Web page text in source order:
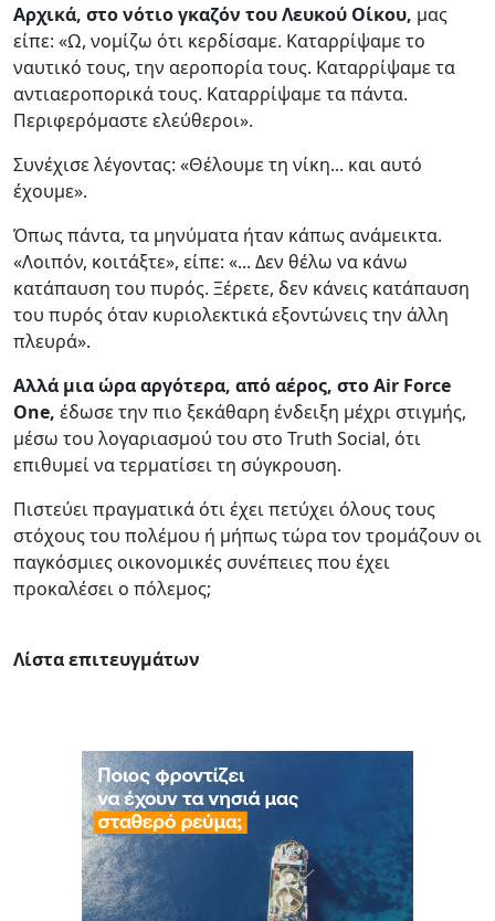
Αρχικά, στο νότιο γκαζόν του Λευκού Οίκου, μας
είπε: «Ω, νομίζω ότι κερδίσαμε. Καταρρίψαμε το
ναυτικό τους, την αεροπορία τους. Καταρρίψαμε τα
αντιαεροπορικά τους. Καταρρίψαμε τα πάντα.
Περιφερόμαστε ελεύθεροι».
Συνέχισε λέγοντας: «Θέλουμε τη νίκη... και αυτό
έχουμε».
Όπως πάντα, τα μηνύματα ήταν κάπως ανάμεικτα.
«Λοιπόν, κοιτάξτε», είπε: «... Δεν θέλω να κάνω
κατάπαυση του πυρός. Ξέρετε, δεν κάνεις κατάπαυση
του πυρός όταν κυριολεκτικά εξοντώνεις την άλλη
πλευρά».
Αλλά μια ώρα αργότερα, από αέρος, στο Air Force
One, έδωσε την πιο ξεκάθαρη ένδειξη μέχρι στιγμής,
μέσω του λογαριασμού του στο Truth Social, ότι
επιθυμεί να τερματίσει τη σύγκρουση.
Πιστεύει πραγματικά ότι έχει πετύχει όλους τους
στόχους του πολέμου ή μήπως τώρα τον τρομάζουν οι
παγκόσμιες οικονομικές συνέπειες που έχει
προκαλέσει ο πόλεμος;
Λίστα επιτευγμάτων